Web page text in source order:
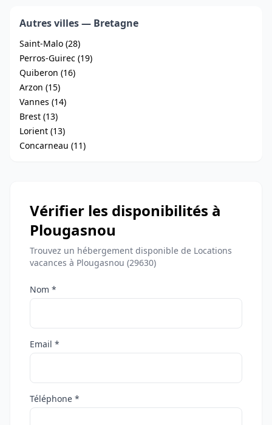
Autres villes — Bretagne
Saint-Malo (28)
Perros-Guirec (19)
Quiberon (16)
Arzon (15)
Vannes (14)
Brest (13)
Lorient (13)
Concarneau (11)
Vérifier les disponibilités à
Plougasnou
Trouvez un hébergement disponible de Locations
vacances à Plougasnou (29630)
Nom *
Email *
Téléphone *